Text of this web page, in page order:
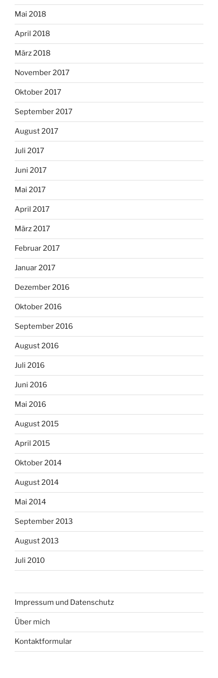
Mai 2018
April 2018
März 2018
November 2017
Oktober 2017
September 2017
August 2017
Juli 2017
Juni 2017
Mai 2017
April 2017
März 2017
Februar 2017
Januar 2017
Dezember 2016
Oktober 2016
September 2016
August 2016
Juli 2016
Juni 2016
Mai 2016
August 2015
April 2015
Oktober 2014
August 2014
Mai 2014
September 2013
August 2013
Juli 2010
Impressum und Datenschutz
Über mich
Kontaktformular